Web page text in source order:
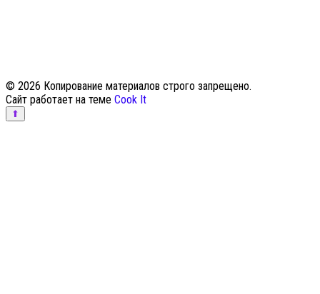
© 2026 Копирование материалов строго запрещено.
Сайт работает на теме Cook It